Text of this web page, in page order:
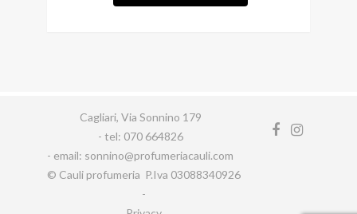
Cagliari, Via Sonnino 179
- tel: 070 664826
- email: sonnino@profumeriacauli.com
© Cauli profumeria P.Iva 03088340926
-